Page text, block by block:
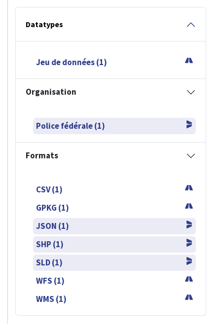
Datatypes
Jeu de données (1)
Organisation
Police fédérale (1)
Formats
CSV (1)
GPKG (1)
JSON (1)
SHP (1)
SLD (1)
WFS (1)
WMS (1)